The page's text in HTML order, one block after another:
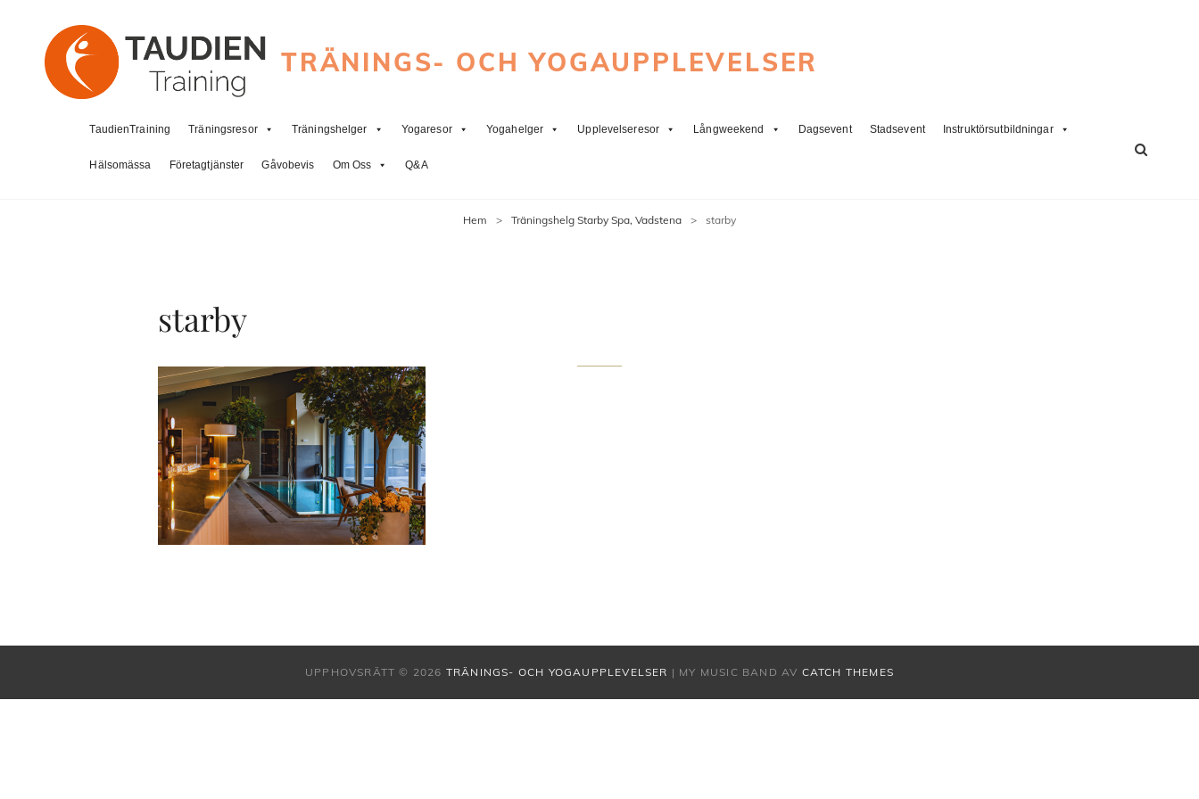
TRÄNINGS- OCH YOGAUPPLEVELSER
TaudienTraining Träningsresor Träningshelger Yogaresor Yogahelger Upplevelseresor Långweekend Dagsevent Stadsevent Instruktörsutbildningar
Hälsomässa Företagtjänster Gåvobevis Om Oss Q&A
Hem > Träningshelg Starby Spa, Vadstena > starby
starby
UPPHOVSRÄTT © 2026 TRÄNINGS- OCH YOGAUPPLEVELSER | MY MUSIC BAND AV CATCH THEMES